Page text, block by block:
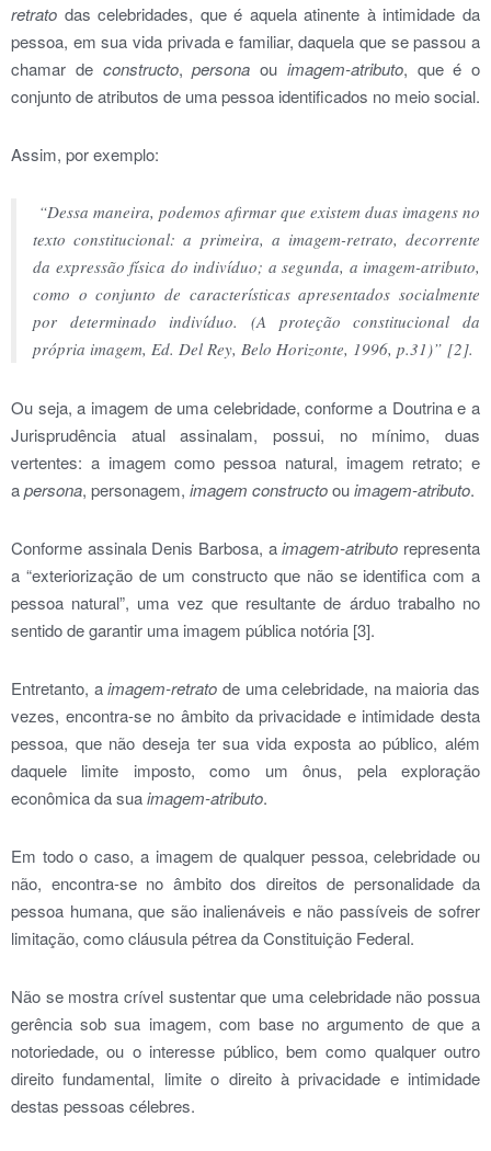
retrato das celebridades, que é aquela atinente à intimidade da
pessoa, em sua vida privada e familiar, daquela que se passou a
chamar de constructo,persona ou imagem-atributo, que é o
conjunto de atributos de uma pessoa identificados no meio social.
Assim, por exemplo:
“Dessa maneira, podemos afirmar que existem duas imagens no
texto constitucional: a primeira, a imagem-retrato, decorrente
da expressão física do indivíduo; a segunda, a imagem-atributo,
como o conjunto de características apresentados socialmente
por determinado indivíduo. (A proteção constitucional da
própria imagem, Ed. Del Rey, Belo Horizonte, 1996, p.31)” [2].
Ou seja, a imagem de uma celebridade, conforme a Doutrina e a
Jurisprudência atual assinalam, possui, no mínimo, duas
vertentes: a imagem como pessoa natural, imagem retrato; e
apersona, personagem, imagem constructoouimagem-atributo.
Conforme assinala Denis Barbosa, aimagem-atributo representa
a “exteriorização de um constructo que não se identifica com a
pessoa natural”, uma vez que resultante de árduo trabalho no
sentido de garantir uma imagem pública notória [3].
Entretanto, aimagem-retrato de uma celebridade, na maioria das
vezes, encontra-se no âmbito da privacidade e intimidade desta
pessoa, que não deseja ter sua vida exposta ao público, além
daquele limite imposto, como um ônus, pela exploração
econômica da suaimagem-atributo.
Em todo o caso, a imagem de qualquer pessoa, celebridade ou
não, encontra-se no âmbito dos direitos de personalidade da
pessoa humana, que são inalienáveis e não passíveis de sofrer
limitação, como cláusula pétrea da Constituição Federal.
Não se mostra crível sustentar que uma celebridade não possua
gerência sob sua imagem, com base no argumento de que a
notoriedade, ou o interesse público, bem como qualquer outro
direito fundamental, limite o direito à privacidade e intimidade
destas pessoas célebres.